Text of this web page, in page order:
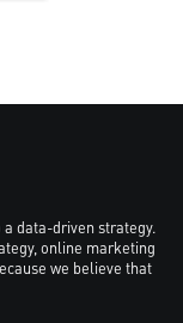
data-driven strategy.
online marketing
we believe that